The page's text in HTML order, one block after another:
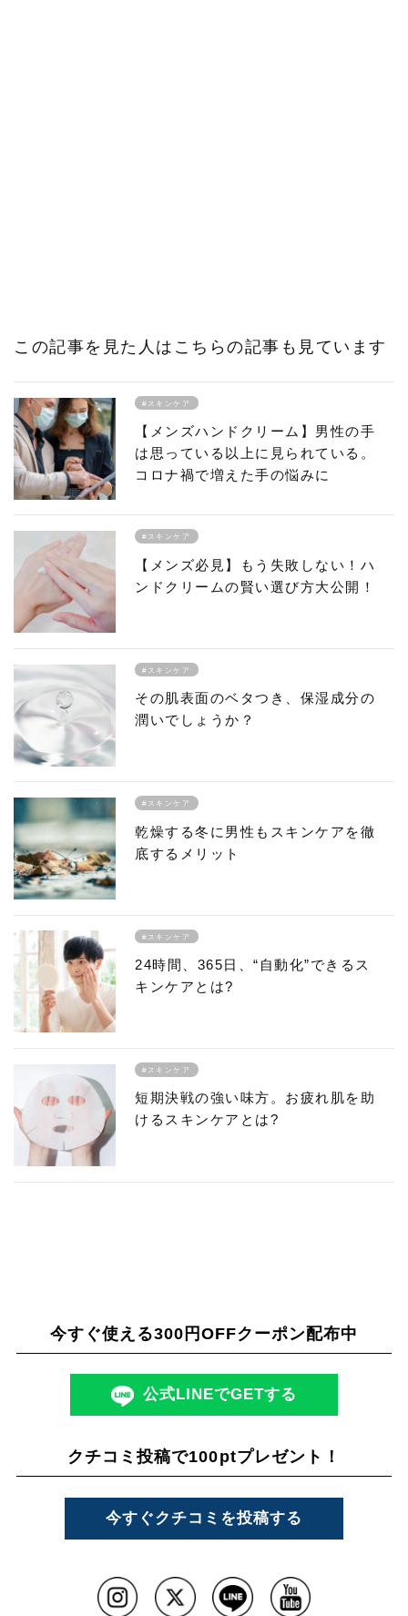
この記事を見た人はこちらの記事も見ています
#スキンケア
【メンズハンドクリーム】男性の手
は思っている以上に見られている。
コロナ禍で増えた手の悩みに
#スキンケア
【メンズ必見】もう失敗しない！ハ
ンドクリームの賢い選び方大公開！
#スキンケア
その肌表面のベタつき、保湿成分の
潤いでしょうか？
#スキンケア
乾燥する冬に男性もスキンケアを徹
底するメリット
#スキンケア
24時間、365日、“自動化”できるス
キンケアとは?
#スキンケア
短期決戦の強い味方。お疲れ肌を助
けるスキンケアとは?
今すぐ使える300円OFFクーポン配布中
公式LINEでGETする
クチコミ投稿で100ptプレゼント！
今すぐクチコミを投稿する